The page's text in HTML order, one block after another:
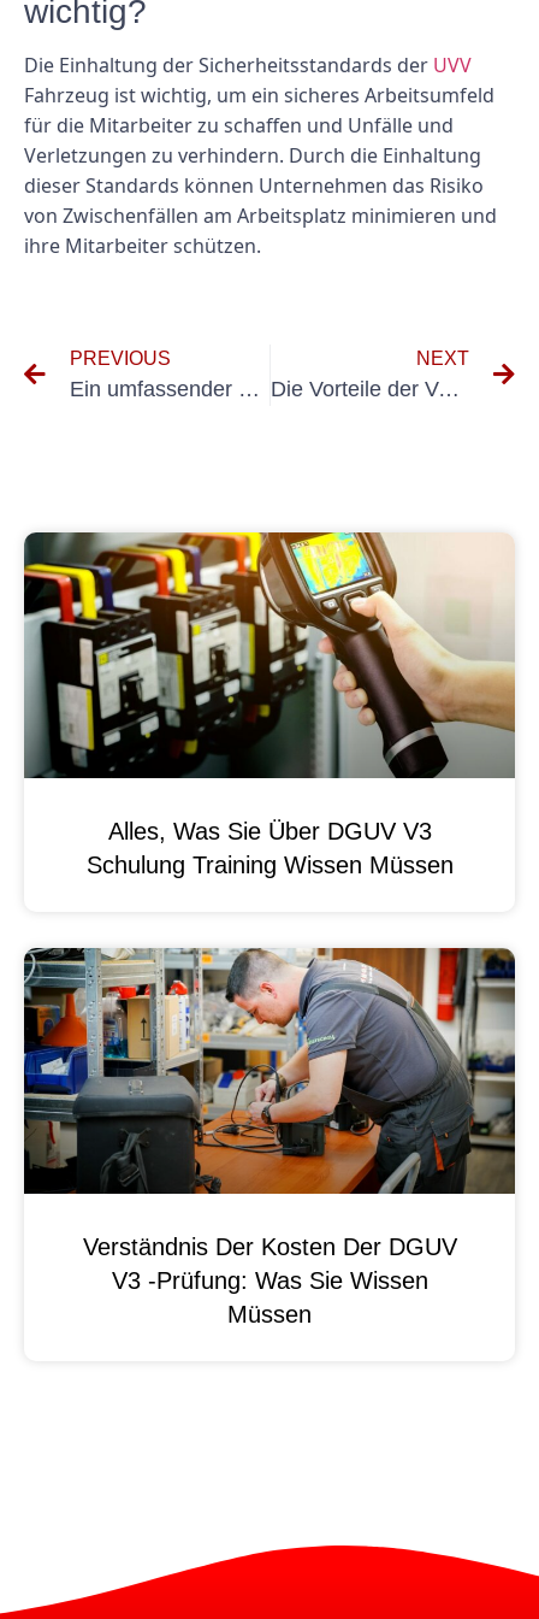
wichtig?
Die Einhaltung der Sicherheitsstandards der UVV
Fahrzeug ist wichtig, um ein sicheres Arbeitsumfeld
für die Mitarbeiter zu schaffen und Unfälle und
Verletzungen zu verhindern. Durch die Einhaltung
dieser Standards können Unternehmen das Risiko
von Zwischenfällen am Arbeitsplatz minimieren und
ihre Mitarbeiter schützen.
PREVIOUS
Ein umfassender Leitfaden zur VDE-Prüfung und deren Inhalt
NEXT
Die Vorteile der Verwendung von DGUV 3-zugelassenen Messgeräten am Arbeitsplatz
Alles, Was Sie Über DGUV V3
Schulung Training Wissen Müssen
Verständnis Der Kosten Der DGUV
V3 -Prüfung: Was Sie Wissen
Müssen